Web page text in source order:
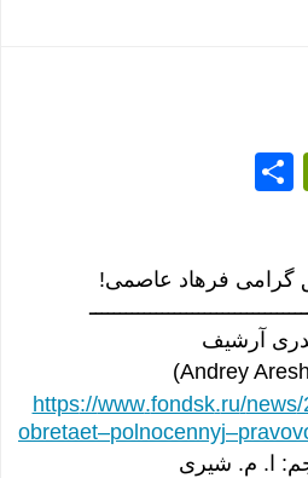
Pr
ri
e
n
dl
y
e
گرامی فرهاد عاصمی!
آرشیف
Andrey
)
https://www.fondsk.ru/news/
obretaet–polnocennyj–
ا. م. شیری